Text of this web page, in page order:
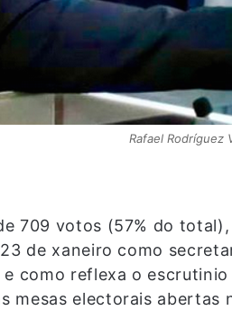
Rafael Rodríguez
709 votos (57% do
de xaneiro como
e como reflexa o
mesas electorais